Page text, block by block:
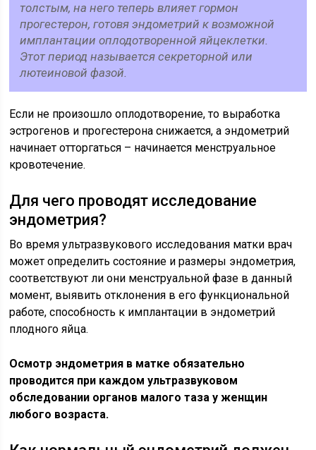
толстым, на него теперь влияет гормон
прогестерон, готовя эндометрий к возможной
имплантации оплодотворенной яйцеклетки.
Этот период называется секреторной или
лютеиновой фазой.
Если не произошло оплодотворение, то выработка
эстрогенов и прогестерона снижается, а эндометрий
начинает отторгаться – начинается менструальное
кровотечение.
Для чего проводят исследование
эндометрия?
Во время ультразвукового исследования матки врач
может определить состояние и размеры эндометрия,
соответствуют ли они менструальной фазе в данный
момент, выявить отклонения в его функциональной
работе, способность к имплантации в эндометрий
плодного яйца.
Осмотр эндометрия в матке обязательно
проводится при каждом ультразвуковом
обследовании органов малого таза у женщин
любого возраста.